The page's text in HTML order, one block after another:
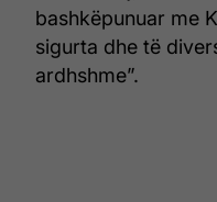
bashkëpunuar me
sigurta dhe të
ardhshme”.